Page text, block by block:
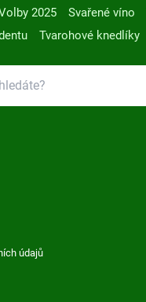
2025 Svařené víno
Tvarohové knedlíky
údajů